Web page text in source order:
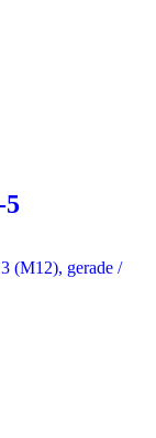
5
(M12), gerade /